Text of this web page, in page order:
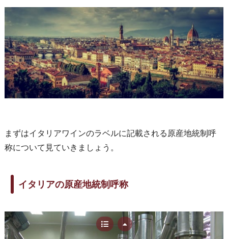
まずはイタリアワインのラベルに記載される原産地統制呼
称について見ていきましょう。
イタリアの原産地統制呼称